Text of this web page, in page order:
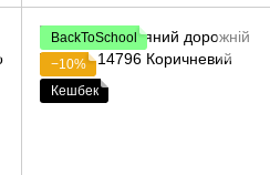
BackToSchool
−10%
Кешбек